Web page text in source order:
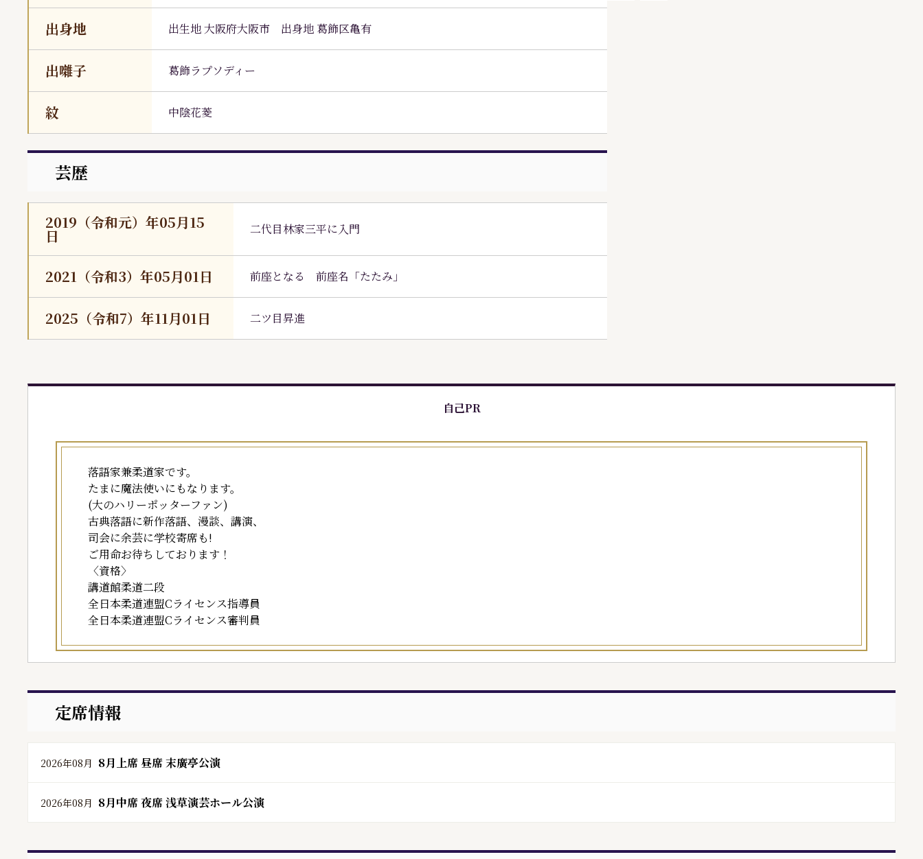
出身地 出生地 大阪府大阪市 出身地 葛飾区亀有
出囃子 葛飾ラプソディー
紋 中陰花菱
芸歴
2019（令和元）年05月15
日 二代目林家三平に入門
2021（令和3）年05月01日 前座となる 前座名「たたみ」
2025（令和7）年11月01日 二ツ目昇進
自己PR
落語家兼柔道家です。
たまに魔法使いにもなります。
(大のハリーポッターファン)
古典落語に新作落語、漫談、講演、
司会に余芸に学校寄席も!
ご用命お待ちしております！
〈資格〉
講道館柔道二段
全日本柔道連盟Cライセンス指導員
全日本柔道連盟Cライセンス審判員
定席情報
2026年08月 8月上席 昼席 末廣亭公演
2026年08月 8月中席 夜席 浅草演芸ホール公演